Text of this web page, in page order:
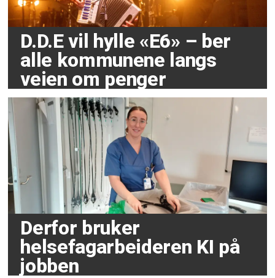
D.D.E vil hylle «E6» – ber
alle kommunene langs
veien om penger
Derfor bruker
helsefagarbeideren KI på
jobben